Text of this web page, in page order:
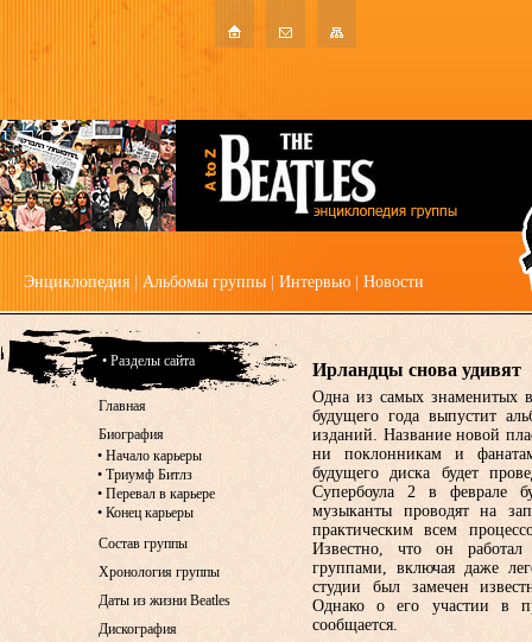
Энциклопедия Альбомы группы Интервью Новости
Ирландцы снова удивят
Одна из самых знаменитых
будущего года выпустит
изданий. Название новой
ни поклонникам и
будущего диска будет
Супербоула 2 в феврале
музыканты проводят на
практическим всем
Известно, что он
группами, включая даже
студии был замечен
Однако о его участии в
сообщается.
• Разделы сайта
Главная
Биография
• Начало карьеры
• Триумф Битлз
• Перевал в карьере
• Конец карьеры
Состав группы
Хронология группы
Даты из жизни Beatles
Дискография